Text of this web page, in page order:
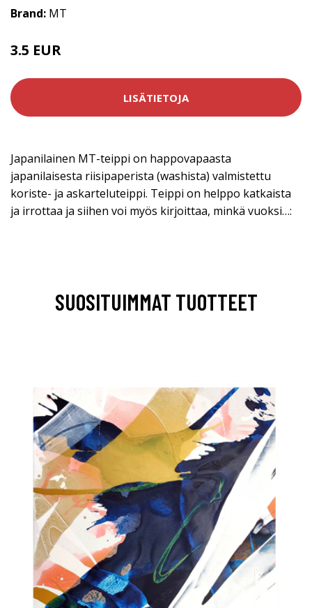
Brand: MT
3.5 EUR
LISÄTIETOJA
Japanilainen MT-teippi on happovapaasta
japanilaisesta riisipaperista (washista) valmistettu
koriste- ja askarteluteippi. Teippi on helppo katkaista
ja irrottaa ja siihen voi myös kirjoittaa, minkä vuoksi…:
SUOSITUIMMAT TUOTTEET